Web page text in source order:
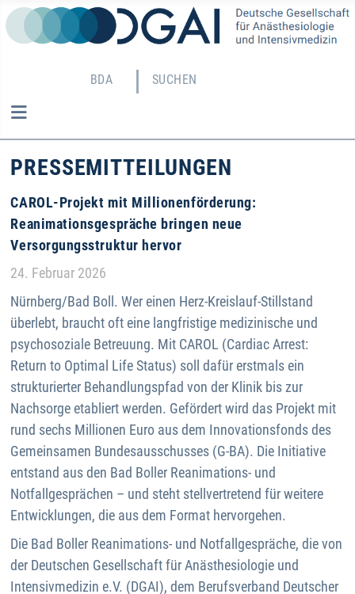
BDA SUCHEN
PRESSE­MITTEILUNGEN
CAROL-Projekt mit Millionenförderung:
Reanimationsgespräche bringen neue
Versorgungsstruktur hervor
Details
24. Februar 2026
Nürnberg/Bad Boll. Wer einen Herz-Kreislauf-Stillstand
überlebt, braucht oft eine langfristige medizinische und
psychosoziale Betreuung. Mit CAROL (Cardiac Arrest:
Return to Optimal Life Status) soll dafür erstmals ein
strukturierter Behandlungspfad von der Klinik bis zur
Nachsorge etabliert werden. Gefördert wird das Projekt mit
rund sechs Millionen Euro aus dem Innovationsfonds des
Gemeinsamen Bundesausschusses (G-BA). Die Initiative
entstand aus den Bad Boller Reanimations- und
Notfallgesprächen – und steht stellvertretend für weitere
Entwicklungen, die aus dem Format hervorgehen.
Die Bad Boller Reanimations- und Notfallgespräche, die von
der Deutschen Gesellschaft für Anästhesiologie und
Intensivmedizin e.V. (DGAI), dem Berufsverband Deutscher